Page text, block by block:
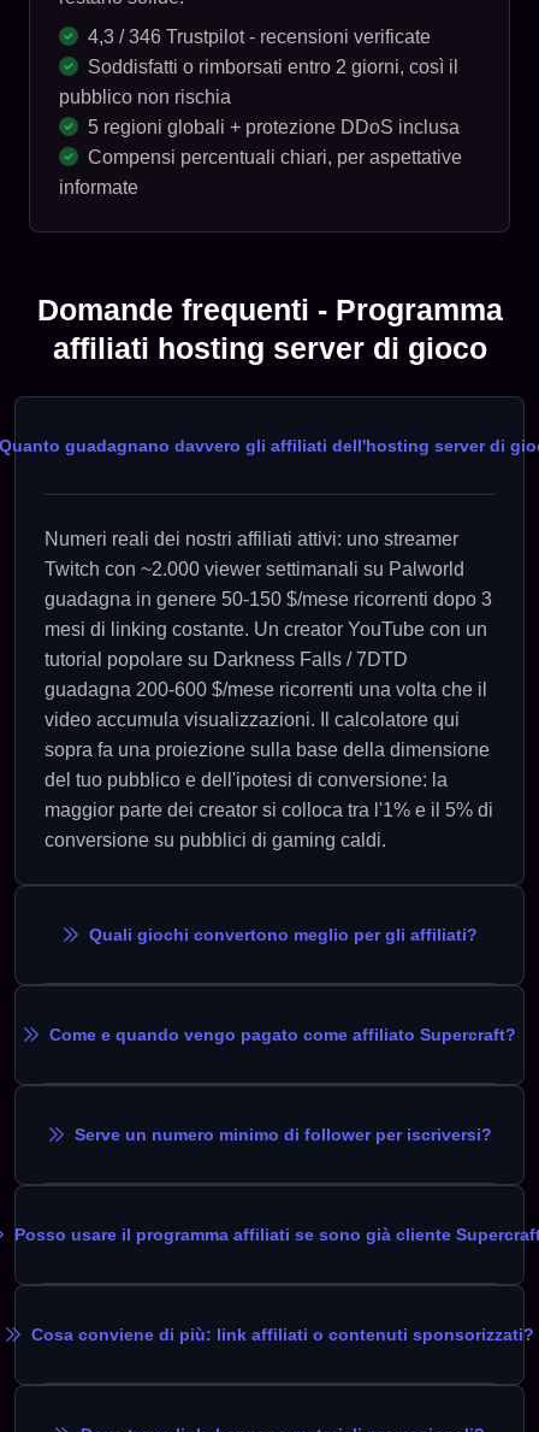
4,3 / 346 Trustpilot - recensioni verificate
Soddisfatti o rimborsati entro 2 giorni, così il
pubblico non rischia
5 regioni globali + protezione DDoS inclusa
Compensi percentuali chiari, per aspettative
informate
Domande frequenti - Programma
affiliati hosting server di gioco
guadagnano davvero gli affiliati dell'hosting server di
Numeri reali dei nostri affiliati attivi: uno streamer
Twitch con ~2.000 viewer settimanali su Palworld
guadagna in genere 50-150 $/mese ricorrenti dopo 3
mesi di linking costante. Un creator YouTube con un
tutorial popolare su Darkness Falls / 7DTD
guadagna 200-600 $/mese ricorrenti una volta che il
video accumula visualizzazioni. Il calcolatore qui
sopra fa una proiezione sulla base della dimensione
del tuo pubblico e dell'ipotesi di conversione: la
maggior parte dei creator si colloca tra l'1% e il 5% di
conversione su pubblici di gaming caldi.
Quali giochi convertono meglio per gli affiliati?
Come e quando vengo pagato come affiliato Supercraft?
Serve un numero minimo di follower per iscriversi?
Posso usare il programma affiliati se sono già cliente
Cosa conviene di più: link affiliati o contenuti sponsorizzati?